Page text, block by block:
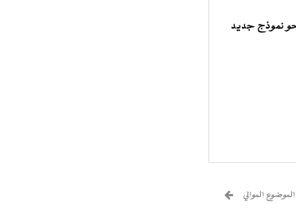
نموذج جديد
الموضوع الموالي